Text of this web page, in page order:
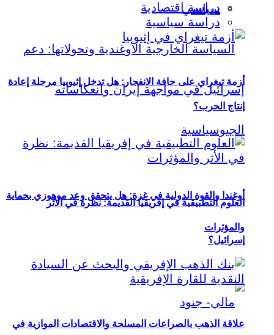
سياسي
أوغندا والقوة الدولية في غزة: هل يتحقق وعد موهوزي بحماية
إسرائيل؟
دراسة اقتصادية
دراسة سياسية
أزمة تيغراي على حافة الانفجار: هل تدخل إثيوبيا مرحلة إعادة
إنتاج الحرب؟
العلوم التطبيقية في إفريقيا القديمة: نظرة في الأثر
والمؤثرات
علاقة الذهب بالصراعات المسلحة والاقتصادات الموازية في